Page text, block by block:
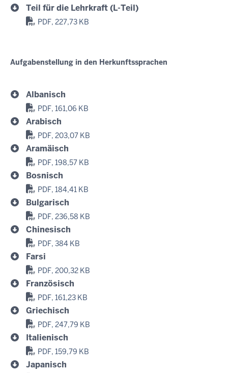
Teil für die Lehrkraft (L-Teil)
PDF, 227,73 KB
Aufgabenstellung in den Herkunftssprachen
Albanisch
PDF, 161,06 KB
Arabisch
PDF, 203,07 KB
Aramäisch
PDF, 198,57 KB
Bosnisch
PDF, 184,41 KB
Bulgarisch
PDF, 236,58 KB
Chinesisch
PDF, 384 KB
Farsi
PDF, 200,32 KB
Französisch
PDF, 161,23 KB
Griechisch
PDF, 247,79 KB
Italienisch
PDF, 159,79 KB
Japanisch